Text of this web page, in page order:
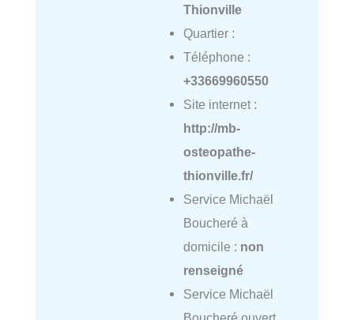
Thionville
Quartier :
Téléphone :
+33669960550
Site internet :
http://mb-
osteopathe-
thionville.fr/
Service Michaël
Boucheré à
domicile : non
renseigné
Service Michaël